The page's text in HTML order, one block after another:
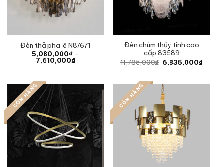
Đèn thả pha lê N87671
5,080,000₫ –
7,610,000₫Price
7,610,000₫
Đèn chùm thủy tinh cao
cấp 83589
11,785,000₫ Original
price
6,835,000₫
CÒN HÀNG CÒN HÀNG